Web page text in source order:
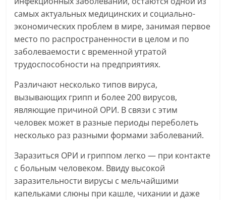
самых актуальных медицинских и социально-
экономических проблем в мире, занимая первое
место по распространенности в целом и по
заболеваемости с временной утратой
трудоспособности на предприятиях.
Различают несколько типов вируса,
вызывающих грипп и более 200 вирусов,
являющие причиной ОРИ. В связи с этим
человек может в разные периоды переболеть
несколько раз разными формами заболеваний.
Заразиться ОРИ и гриппом легко — при контакте
с больным человеком. Ввиду высокой
заразительности вирусы с мельчайшими
капельками слюны при кашле, чихании и даже